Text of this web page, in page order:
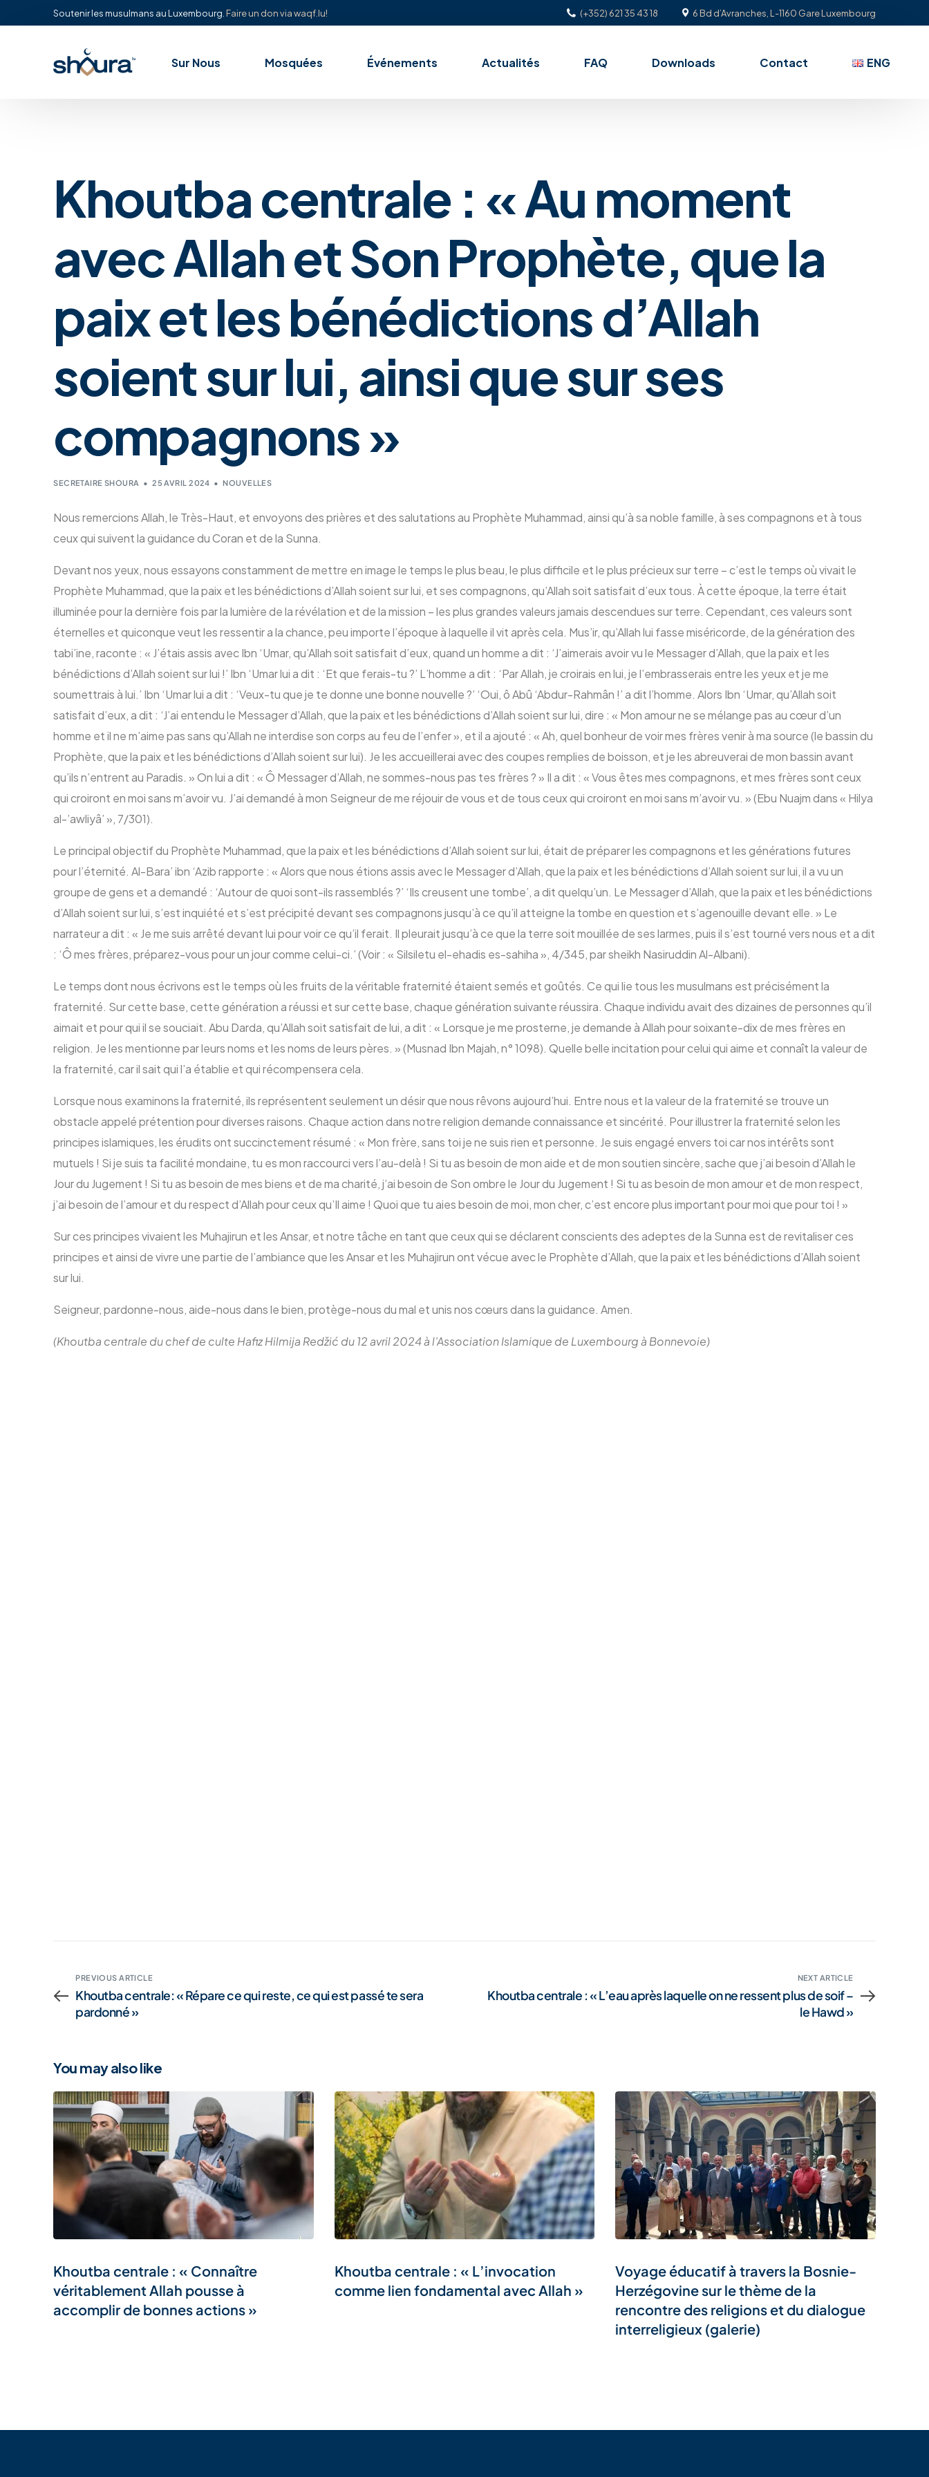
Soutenir les musulmans au Luxembourg.Faire un don via waqf.lu! (+352) 621 35 43 18 6 Bd d’Avranches, L-1160 Gare Luxembourg
Sur Nous Mosquées Événements Actualités FAQ Downloads Contact ENG
Khoutba centrale : « Au moment
avec Allah et Son Prophète, que la
paix et les bénédictions d’Allah
soient sur lui, ainsi que sur ses
compagnons »
SECRETAIRE SHOURA 25 AVRIL 2024 NOUVELLES
Nous remercions Allah, le Très-Haut, et envoyons des prières et des salutations au Prophète Muhammad, ainsi qu’à sa noble famille, à ses compagnons et à tous
ceux qui suivent la guidance du Coran et de la Sunna.
Devant nos yeux, nous essayons constamment de mettre en image le temps le plus beau, le plus difficile et le plus précieux sur terre – c’est le temps où vivait le
Prophète Muhammad, que la paix et les bénédictions d’Allah soient sur lui, et ses compagnons, qu’Allah soit satisfait d’eux tous. À cette époque, la terre était
illuminée pour la dernière fois par la lumière de la révélation et de la mission – les plus grandes valeurs jamais descendues sur terre. Cependant, ces valeurs sont
éternelles et quiconque veut les ressentir a la chance, peu importe l’époque à laquelle il vit après cela. Mus’ir, qu’Allah lui fasse miséricorde, de la génération des
tabi’ine, raconte : « J’étais assis avec Ibn ‘Umar, qu’Allah soit satisfait d’eux, quand un homme a dit : ‘J’aimerais avoir vu le Messager d’Allah, que la paix et les
bénédictions d’Allah soient sur lui !’ Ibn ‘Umar lui a dit : ‘Et que ferais-tu ?’ L’homme a dit : ‘Par Allah, je croirais en lui, je l’embrasserais entre les yeux et je me
soumettrais à lui.’ Ibn ‘Umar lui a dit : ‘Veux-tu que je te donne une bonne nouvelle ?’ ‘Oui, ô Abû ‘Abdur-Rahmân !’ a dit l’homme. Alors Ibn ‘Umar, qu’Allah soit
satisfait d’eux, a dit : ‘J’ai entendu le Messager d’Allah, que la paix et les bénédictions d’Allah soient sur lui, dire : « Mon amour ne se mélange pas au cœur d’un
homme et il ne m’aime pas sans qu’Allah ne interdise son corps au feu de l’enfer », et il a ajouté : « Ah, quel bonheur de voir mes frères venir à ma source (le bassin du
Prophète, que la paix et les bénédictions d’Allah soient sur lui). Je les accueillerai avec des coupes remplies de boisson, et je les abreuverai de mon bassin avant
qu’ils n’entrent au Paradis. » On lui a dit : « Ô Messager d’Allah, ne sommes-nous pas tes frères ? » Il a dit : « Vous êtes mes compagnons, et mes frères sont ceux
qui croiront en moi sans m’avoir vu. J’ai demandé à mon Seigneur de me réjouir de vous et de tous ceux qui croiront en moi sans m’avoir vu. » (Ebu Nuajm dans « Hilya
al-’awliyâ’ », 7/301).
Le principal objectif du Prophète Muhammad, que la paix et les bénédictions d’Allah soient sur lui, était de préparer les compagnons et les générations futures
pour l’éternité. Al-Bara’ ibn ‘Azib rapporte : « Alors que nous étions assis avec le Messager d’Allah, que la paix et les bénédictions d’Allah soient sur lui, il a vu un
groupe de gens et a demandé : ‘Autour de quoi sont-ils rassemblés ?’ ‘Ils creusent une tombe’, a dit quelqu’un. Le Messager d’Allah, que la paix et les bénédictions
d’Allah soient sur lui, s’est inquiété et s’est précipité devant ses compagnons jusqu’à ce qu’il atteigne la tombe en question et s’agenouille devant elle. » Le
narrateur a dit : « Je me suis arrêté devant lui pour voir ce qu’il ferait. Il pleurait jusqu’à ce que la terre soit mouillée de ses larmes, puis il s’est tourné vers nous et a dit
: ‘Ô mes frères, préparez-vous pour un jour comme celui-ci.’ (Voir : « Silsiletu el-ehadis es-sahiha », 4/345, par sheikh Nasiruddin Al-Albani).
Le temps dont nous écrivons est le temps où les fruits de la véritable fraternité étaient semés et goûtés. Ce qui lie tous les musulmans est précisément la
fraternité. Sur cette base, cette génération a réussi et sur cette base, chaque génération suivante réussira. Chaque individu avait des dizaines de personnes qu’il
aimait et pour qui il se souciait. Abu Darda, qu’Allah soit satisfait de lui, a dit : « Lorsque je me prosterne, je demande à Allah pour soixante-dix de mes frères en
religion. Je les mentionne par leurs noms et les noms de leurs pères. » (Musnad Ibn Majah, n° 1098). Quelle belle incitation pour celui qui aime et connaît la valeur de
la fraternité, car il sait qui l’a établie et qui récompensera cela.
Lorsque nous examinons la fraternité, ils représentent seulement un désir que nous rêvons aujourd’hui. Entre nous et la valeur de la fraternité se trouve un
obstacle appelé prétention pour diverses raisons. Chaque action dans notre religion demande connaissance et sincérité. Pour illustrer la fraternité selon les
principes islamiques, les érudits ont succinctement résumé : « Mon frère, sans toi je ne suis rien et personne. Je suis engagé envers toi car nos intérêts sont
mutuels ! Si je suis ta facilité mondaine, tu es mon raccourci vers l’au-delà ! Si tu as besoin de mon aide et de mon soutien sincère, sache que j’ai besoin d’Allah le
Jour du Jugement ! Si tu as besoin de mes biens et de ma charité, j’ai besoin de Son ombre le Jour du Jugement ! Si tu as besoin de mon amour et de mon respect,
j’ai besoin de l’amour et du respect d’Allah pour ceux qu’Il aime ! Quoi que tu aies besoin de moi, mon cher, c’est encore plus important pour moi que pour toi ! »
Sur ces principes vivaient les Muhajirun et les Ansar, et notre tâche en tant que ceux qui se déclarent conscients des adeptes de la Sunna est de revitaliser ces
principes et ainsi de vivre une partie de l’ambiance que les Ansar et les Muhajirun ont vécue avec le Prophète d’Allah, que la paix et les bénédictions d’Allah soient
sur lui.
Seigneur, pardonne-nous, aide-nous dans le bien, protège-nous du mal et unis nos cœurs dans la guidance. Amen.
(Khoutba centrale du chef de culte Hafiz Hilmija Redžić du 12 avril 2024 à l’Association Islamique de Luxembourg à Bonnevoie)
PREVIOUS ARTICLE
Khoutba centrale: « Répare ce qui reste, ce qui est passé te sera
pardonné »
NEXT ARTICLE
Khoutba centrale : « L’eau après laquelle on ne ressent plus de soif –
le Hawd »
You may also like
Khoutba centrale : « Connaître
véritablement Allah pousse à
accomplir de bonnes actions »
Khoutba centrale : « L’invocation
comme lien fondamental avec Allah »
Voyage éducatif à travers la Bosnie-
Herzégovine sur le thème de la
rencontre des religions et du dialogue
interreligieux (galerie)